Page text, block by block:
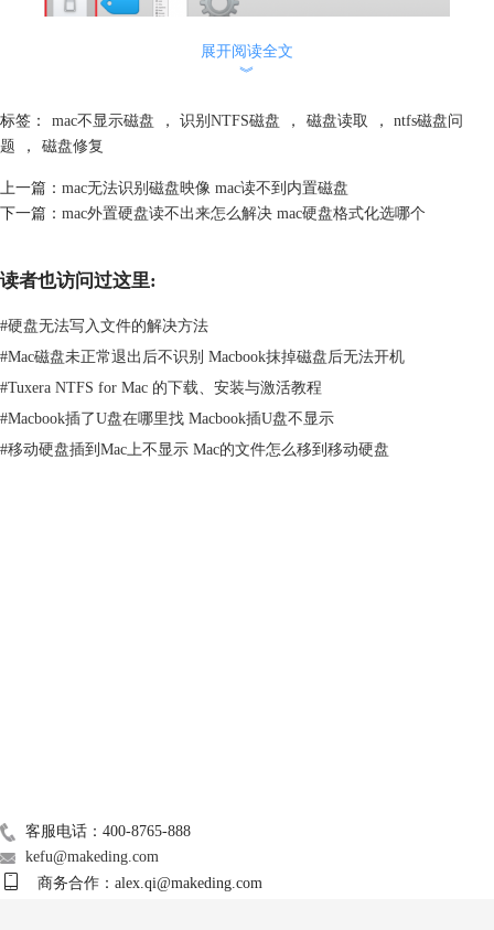
图2：勾选外置磁盘
如果你的外置磁盘mac无法读取，可以查看是否已经安装。具体步骤
1、在“启动台”-“其他”文件夹，打开“磁盘工具”。如果找不到，可以
使用搜索功能。
展开阅读全文
︾
标签： mac不显示磁盘 ， 识别NTFS磁盘 ， 磁盘读取 ，
ntfs磁盘问
题
， 磁盘修复
上一篇： mac无法识别磁盘映像 mac读不到内置磁盘
下一篇： mac外置硬盘读不出来怎么解决 mac硬盘格式化选哪个
读者也访问过这里:
#硬盘无法写入文件的解决方法
#Mac磁盘未正常退出后不识别 Macbook抹掉磁盘后无法开机
#Tuxera NTFS for Mac 的下载、安装与激活教程
#Macbook插了U盘在哪里找 Macbook插U盘不显示
#移动硬盘插到Mac上不显示 Mac的文件怎么移到移动硬盘
客服电话：400-8765-888
kefu@makeding.com
商务合作：alex.qi@makeding.com